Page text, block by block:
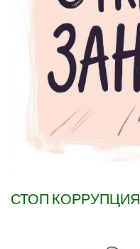
СТОП КОРРУПЦИЯ